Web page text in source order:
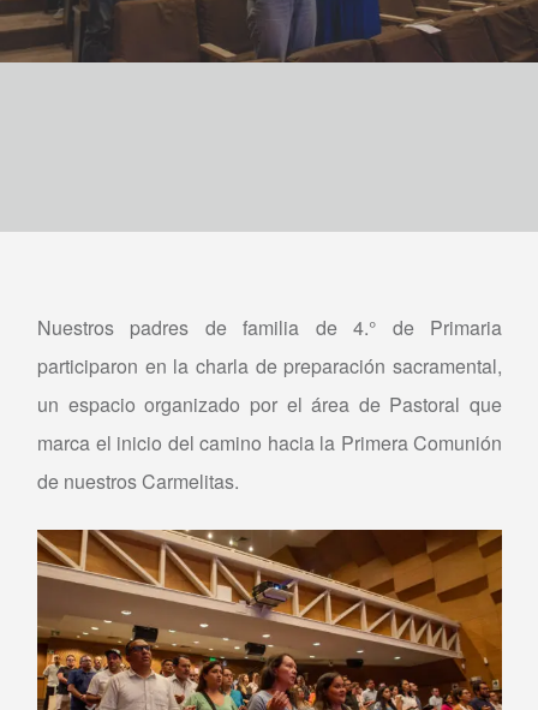
Nuestros padres de familia de 4.° de Primaria
participaron en la charla de preparación sacramental,
un espacio organizado por el área de Pastoral que
marca el inicio del camino hacia la Primera Comunión
de nuestros Carmelitas.